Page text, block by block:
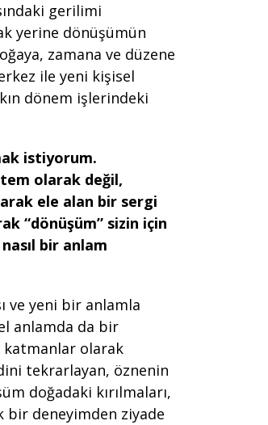
gerilimi
yerine dönüşümün
zamana ve düzene
ile yeni kişisel
dönem işlerindeki
istiyorum.
olarak değil,
ele alan bir sergi
“dönüşüm” sizin için
bir anlam
ve yeni bir anlamla
anlamda da bir
katmanlar olarak
tekrarlayan, öznenin
doğadaki kırılmaları,
bir deneyimden ziyade